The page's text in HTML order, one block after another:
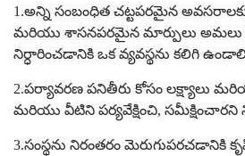
1.అన్ని సంబంధిత చట్టపరమైన
మరియు శాసనపరమైన మార్పులు
నిర్ధారించడానికి ఒక వ్యవస్థను కలిగి
2.పర్యావరణ పనితీరు కోసం లక్ష్యాలు
మరియు వీటిని పర్యవేక్షించి, సమీక్షించారని
3.సంస్థను నిరంతరం మెరుగుపరచడానికి